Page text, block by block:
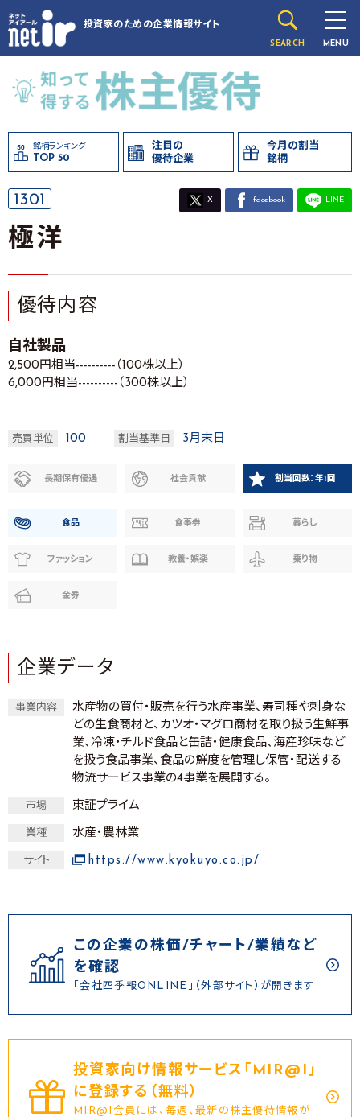
投資家のための企業情報サイト
SEARCH MENU
銘柄ランキング
TOP 50
注目の
優待企業
今月の割当
銘柄
1301 X facebook LINE
極洋
優待内容
自社製品
2,500円相当----------（100株以上）
6,000円相当----------（300株以上）
売買単位 100 割当基準日 3月末日
長期保有優遇 社会貢献 割当回数：年1回
食品 食事券 暮らし
ファッション 教養・娯楽 乗り物
金券
企業データ
事業内容
水産物の買付・販売を行う水産事業、寿司種や刺身な
どの生食商材と、カツオ・マグロ商材を取り扱う生鮮事
業、冷凍・チルド食品と缶詰・健康食品、海産珍味など
を扱う食品事業、食品の鮮度を管理し保管・配送する
物流サービス事業の4事業を展開する。
市場 東証プライム
業種 水産・農林業
サイト https://www.kyokuyo.co.jp/
この企業の株価/チャート/業績など
を確認
「会社四季報ONLINE」（外部サイト）が開きます
投資家向け情報サービス｢MIR@I｣
に登録する（無料）
MIR@I会員には、毎週、最新の株主優待情報が